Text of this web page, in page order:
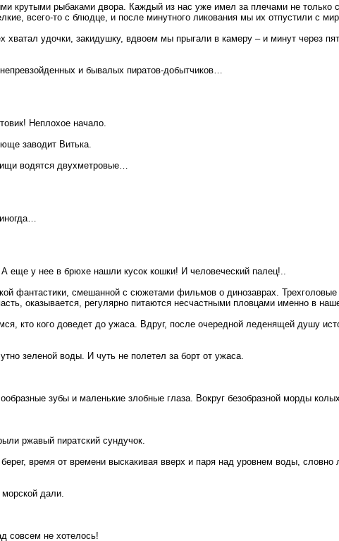
крутыми рыбаками двора. Каждый из нас уже имел за плечами не только
всего-то с блюдце, и после минутного ликования мы их отпустили с
удочки, закидушку, вдвоем мы прыгали в камеру – и минут через
и бывалых пиратов-добытчиков…
Неплохое начало.
заводит Витька.
водятся двухметровые…
еще у нее в брюхе нашли кусок кошки! И человеческий палец!..
фантастики, смешанной с сюжетами фильмов о динозаврах.
оказывается, регулярно питаются несчастными пловцами именно в
кто кого доведет до ужаса. Вдруг, после очередной леденящей душу
зеленой воды. И чуть не полетел за борт от ужаса.
зубы и маленькие злобные глаза. Вокруг безобразной морды
ржавый пиратский сундучок.
время от времени выскакивая вверх и паря над уровнем воды,
дали.
совсем не хотелось!